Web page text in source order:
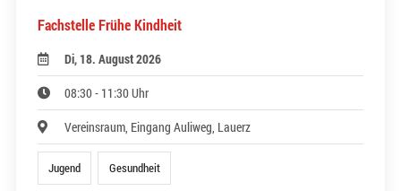
Fachstelle Frühe Kindheit
Di, 18. August 2026
08:30 - 11:30 Uhr
Vereinsraum, Eingang Auliweg, Lauerz
Jugend Gesundheit